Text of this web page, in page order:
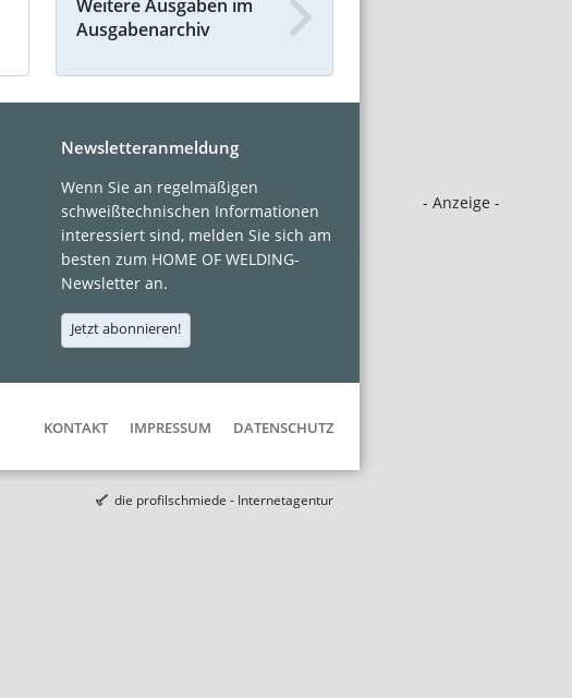
- Anzeige -
Weitere Ausgaben im
Ausgabenarchiv
Newsletteranmeldung
Wenn Sie an regelmäßigen
schweißtechnischen Informationen
interessiert sind, melden Sie sich am
besten zum HOME OF WELDING-
Newsletter an.
Jetzt abonnieren!
KONTAKT IMPRESSUM DATENSCHUTZ
die profilschmiede - Internetagentur